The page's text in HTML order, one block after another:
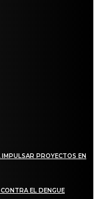
PROYECTOS EN
EL DENGUE